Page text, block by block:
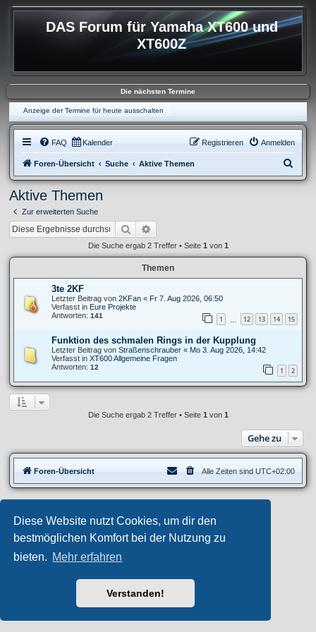
Diese Website nutzt Cookies, um dir den
bestmöglichen Komfort bei der Nutzung zu
bieten. Mehr erfahren
Verstanden!
DAS Forum für Yamaha XT600 und
XT600Z
Die nächsten Termine
Anzeige der Termine für heute ausschalten
FAQ Kalender Anmelden
Registrieren
Foren-Übersicht Suche Aktive Themen
u
Aktive Themen
Zur erweiterten Suche
Suche
Die Suche ergab 2 Treffer • Seite 1 von 1
Themen
3te 2KF
Letzter Beitrag von 2KFan « Fr 7. Aug 2026, 06:50
Verfasst in Eure Projekte
Antworten: 141 1 12 13 14 15
Funktion des schmalen Rings in der Kupplung
Letzter Beitrag von Straßenschrauber « Mo 3. Aug 2026, 14:42
Verfasst in XT600 Allgemeine Fragen
Antworten: 12 1 2
Die Suche ergab 2 Treffer • Seite 1 von 1
Gehe zu
Foren-Übersicht Alle Zeiten sind UTC+02:00
Aero style developed for phpBB
Powered by
phpBB ® Forum Software © phpBB Limited
phpBB.de
Datenschutz